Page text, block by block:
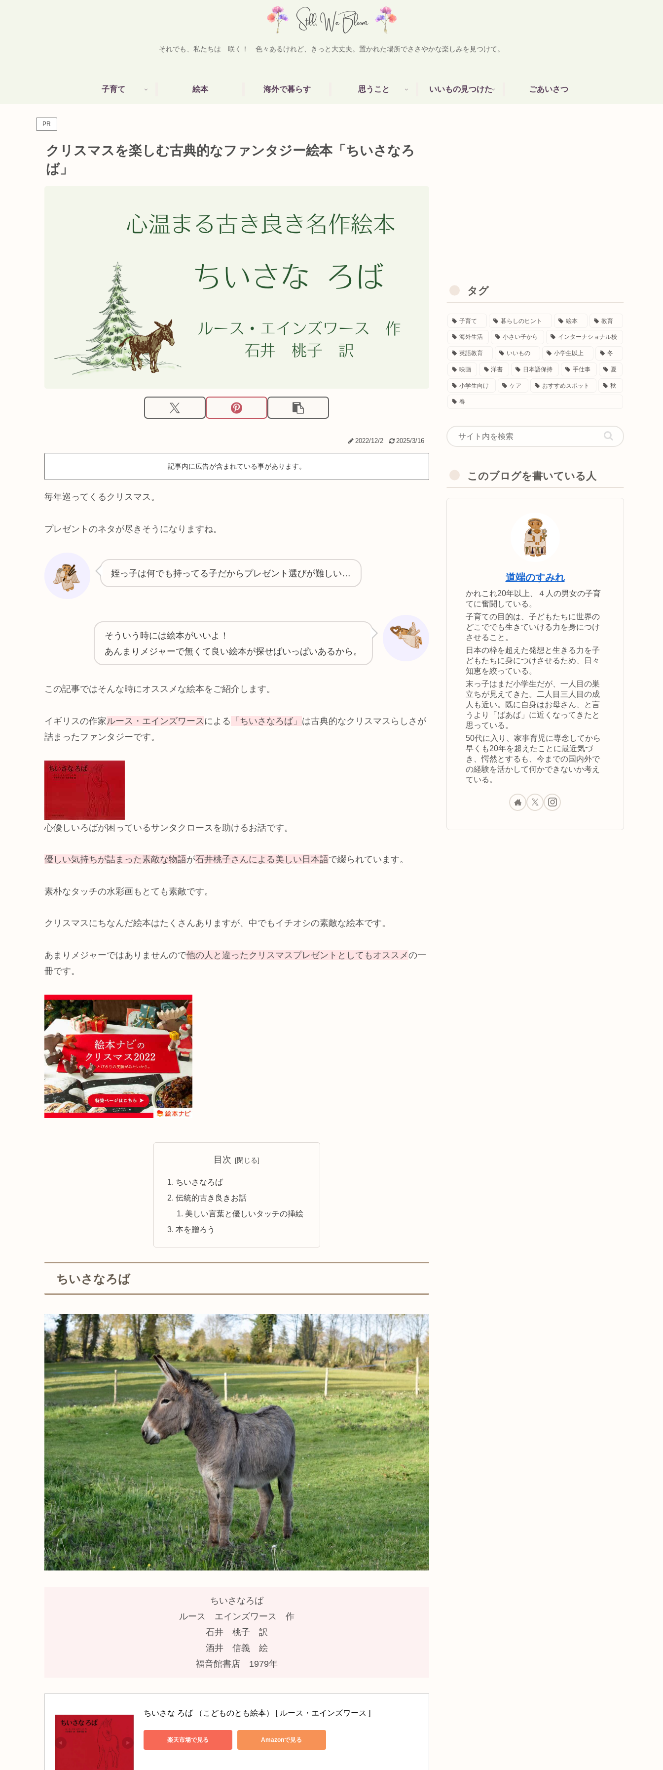
それでも、私たちは 咲く！ 色々あるけれど、きっと大丈夫。置かれた場所でささやかな楽しみを見つけて。
子育て 絵本 海外で暮らす 思うこと いいもの見つけた ごあいさつ
PR
クリスマスを楽しむ古典的なファンタジー絵本「ちいさなろ
ば」
2022/12/2 2025/3/16
記事内に広告が含まれている事があります。
毎年巡ってくるクリスマス。
プレゼントのネタが尽きそうになりますね。
姪っ子は何でも持ってる子だからプレゼント選びが難しい…
そういう時には絵本がいいよ！
あんまりメジャーで無くて良い絵本が探せばいっぱいあるから。
この記事ではそんな時にオススメな絵本をご紹介します。
イギリスの作家ルース・エインズワース による 「ちいさなろば」 は古典的なクリスマスらしさが
詰まったファンタジーです。
心優しいろばが困っているサンタクロースを助けるお話です。
優しい気持ちが詰まった素敵な物語が石井桃子さんによる美しい日本語で綴られています。
素朴なタッチの水彩画もとても素敵です。
クリスマスにちなんだ絵本はたくさんありますが、中でもイチオシの素敵な絵本です。
あまりメジャーではありませんので他の人と違ったクリスマスプレゼントとしてもオススメの一
冊です。
目次
ちいさなろば
伝統的古き良きお話
美しい言葉と優しいタッチの挿絵
本を贈ろう
ちいさなろば
ちいさなろば
ルース エインズワース 作
石井 桃子 訳
酒井 信義 絵
福音館書店 1979年
ちいさな ろば （こどものとも絵本） [ ルース・エインズワース ]
楽天市場で見る Amazonで見る
タグ
子育て 暮らしのヒント 絵本 教育
海外生活 小さい子から インターナショナル校
英語教育 いいもの 小学生以上 冬
映画 洋書 日本語保持 手仕事 夏
小学生向け ケア おすすめスポット 秋
春
このブログを書いている人
道端のすみれ
かれこれ20年以上、４人の男女の子育
てに奮闘している。
子育ての目的は、子どもたちに世界の
どこででも生きていける力を身につけ
させること。
日本の枠を超えた発想と生きる力を子
どもたちに身につけさせるため、日々
知恵を絞っている。
末っ子はまだ小学生だが、一人目の巣
立ちが見えてきた。二人目三人目の成
人も近い。既に自身はお母さん、と言
うより「ばあば」に近くなってきたと
思っている。
50代に入り、家事育児に専念してから
早くも20年を超えたことに最近気づ
き、愕然とするも、今までの国内外で
の経験を活かして何かできないか考え
ている。